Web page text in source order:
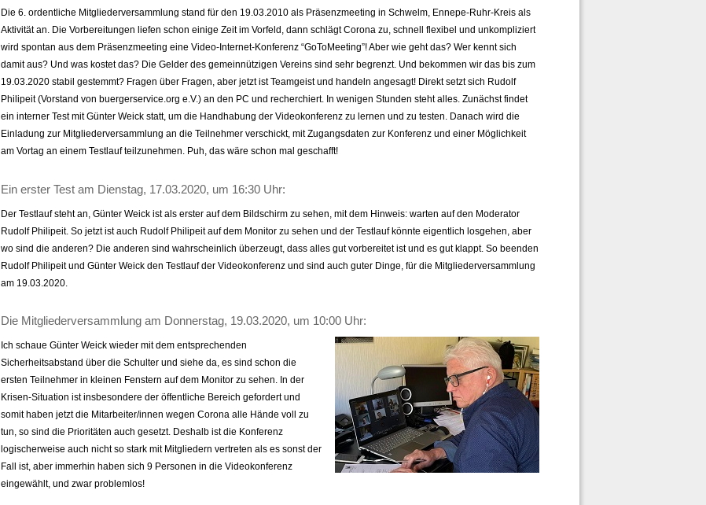
Die 6. ordentliche Mitgliederversammlung stand für den 19.03.2010 als Präsenzmeeting in Schwelm, Ennepe-Ruhr-Kreis als
Aktivität an. Die Vorbereitungen liefen schon einige Zeit im Vorfeld, dann schlägt Corona zu, schnell flexibel und unkompliziert
wird spontan aus dem Präsenzmeeting eine Video-Internet-Konferenz “GoToMeeting”! Aber wie geht das? Wer kennt sich
damit aus? Und was kostet das? Die Gelder des gemeinnützigen Vereins sind sehr begrenzt. Und bekommen wir das bis zum
19.03.2020 stabil gestemmt? Fragen über Fragen, aber jetzt ist Teamgeist und handeln angesagt! Direkt setzt sich Rudolf
Philipeit (Vorstand von buergerservice.org e.V.) an den PC und recherchiert. In wenigen Stunden steht alles. Zunächst findet
ein interner Test mit Günter Weick statt, um die Handhabung der Videokonferenz zu lernen und zu testen. Danach wird die
Einladung zur Mitgliederversammlung an die Teilnehmer verschickt, mit Zugangsdaten zur Konferenz und einer Möglichkeit
am Vortag an einem Testlauf teilzunehmen. Puh, das wäre schon mal geschafft!
Ein erster Test am Dienstag, 17.03.2020, um 16:30 Uhr:
Der Testlauf steht an, Günter Weick ist als erster auf dem Bildschirm zu sehen, mit dem Hinweis: warten auf den Moderator
Rudolf Philipeit. So jetzt ist auch Rudolf Philipeit auf dem Monitor zu sehen und der Testlauf könnte eigentlich losgehen, aber
wo sind die anderen? Die anderen sind wahrscheinlich überzeugt, dass alles gut vorbereitet ist und es gut klappt. So beenden
Rudolf Philipeit und Günter Weick den Testlauf der Videokonferenz und sind auch guter Dinge, für die Mitgliederversammlung
am 19.03.2020.
Die Mitgliederversammlung am Donnerstag, 19.03.2020, um 10:00 Uhr:
Ich schaue Günter Weick wieder mit dem entsprechenden
Sicherheitsabstand über die Schulter und siehe da, es sind schon die
ersten Teilnehmer in kleinen Fenstern auf dem Monitor zu sehen. In der
Krisen-Situation ist insbesondere der öffentliche Bereich gefordert und
somit haben jetzt die Mitarbeiter/innen wegen Corona alle Hände voll zu
tun, so sind die Prioritäten auch gesetzt. Deshalb ist die Konferenz
logischerweise auch nicht so stark mit Mitgliedern vertreten als es sonst der
Fall ist, aber immerhin haben sich 9 Personen in die Videokonferenz
eingewählt, und zwar problemlos!